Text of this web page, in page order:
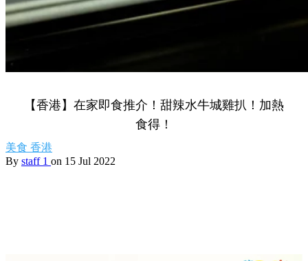
【香港】在家即食推介！甜辣水牛城雞扒！加熱
食得！
美食 香港
By staff 1 on 15 Jul 2022